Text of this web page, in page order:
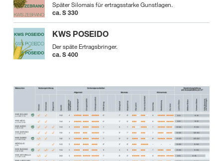
Später Silomais für ertragsstarke Gunstlagen.
ca. S 330
KWS POSEIDO
Der späte Ertragsbringer.
ca. S 400